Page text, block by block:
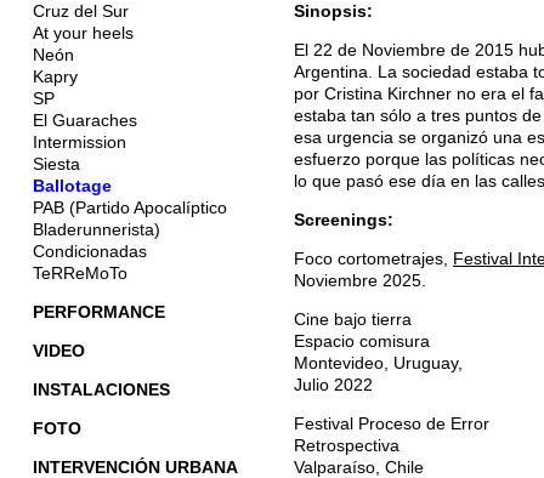
Cruz del Sur
At your heels
Neón
Kapry
SP
El Guaraches
Intermission
Siesta
Ballotage
PAB (Partido Apocalíptico
Bladerunnerista)
Condicionadas
TeRReMoTo
PERFORMANCE
VIDEO
INSTALACIONES
FOTO
INTERVENCIÓN URBANA
Sinopsis:
El 22 de Noviembre de 2015
Argentina. La sociedad estaba
por Cristina Kirchner no era el
estaba tan sólo a tres puntos
esa urgencia se organizó una
esfuerzo porque las políticas
lo que pasó ese día en las
Screenings:
Foco cortometrajes, Festival
Noviembre 2025.
Cine bajo tierra
Espacio comisura
Montevideo, Uruguay,
Julio 2022
Festival Proceso de Error
Retrospectiva
Valparaíso, Chile